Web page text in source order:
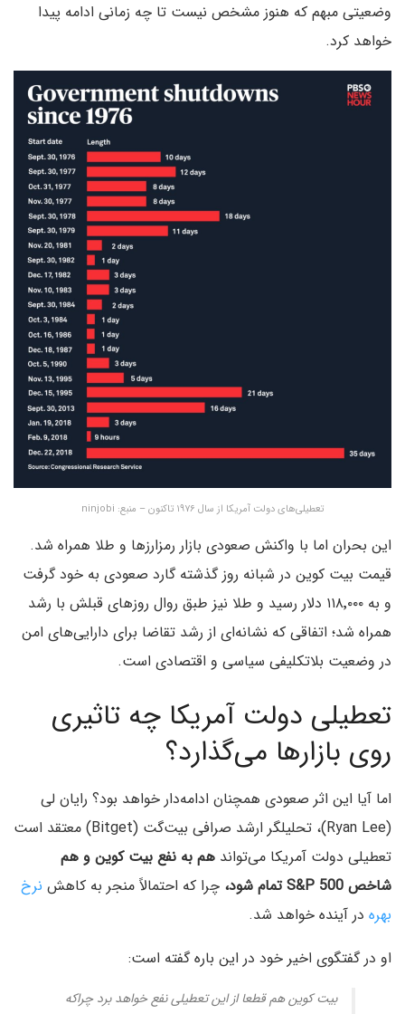
وضعیتی مبهم که هنوز مشخص نیست تا چه زمانی ادامه پیدا
خواهد کرد.
تعطیلی‌های دولت آمریکا از سال ۱۹۷۶ تاکنون – منبع: ninjobi
این بحران اما با واکنش صعودی بازار رمزارزها و طلا همراه شد.
قیمت بیت کوین در شبانه روز گذشته گارد صعودی به خود گرفت
و به ۱۱۸٬۰۰۰ دلار رسید و طلا نیز طبق روال روزهای قبلش با رشد
همراه شد؛ اتفاقی که نشانه‌ای از رشد تقاضا برای دارایی‌های امن
در وضعیت بلاتکلیفی سیاسی و اقتصادی است.
تعطیلی دولت آمریکا چه تاثیری
روی بازارها می‌گذارد؟
اما آیا این اثر صعودی همچنان ادامه‌دار خواهد بود؟ رایان لی
(Ryan Lee)، تحلیلگر ارشد صرافی بیت‌گت (Bitget) معتقد است
تعطیلی دولت آمریکا می‌تواند هم به نفع بیت کوین و هم
شاخص S&P 500
تمام شود، چرا که احتمالاً منجر به کاهش نرخ‌
بهره در آینده خواهد شد.
او در گفتگوی اخیر خود در این باره گفته است:
بیت کوین هم قطعا از این تعطیلی نفع خواهد برد چراکه